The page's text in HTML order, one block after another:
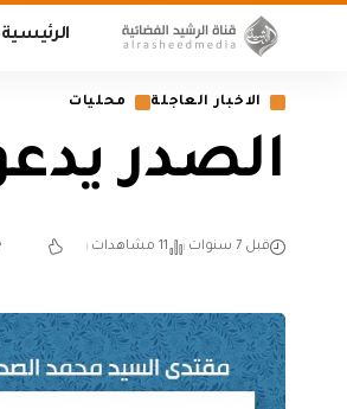
الرئيسية
الاخبار العاجلة محليات
الصدر
قبل 7 سنوات 11 مشاهدات